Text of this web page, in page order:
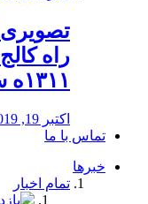
️تصویری
راه
۱۳۱۱ه ش
اکتبر 19, 2019
تماس با ما
خبرها
تمام اخبار